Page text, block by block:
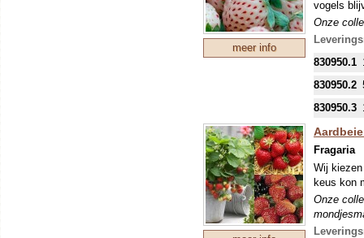
meer info
vogels
Onze
mei
eventuele
830950.1
830950.2
830950.3
Fragaria
Wij
keus kon
Onze
nieuwe